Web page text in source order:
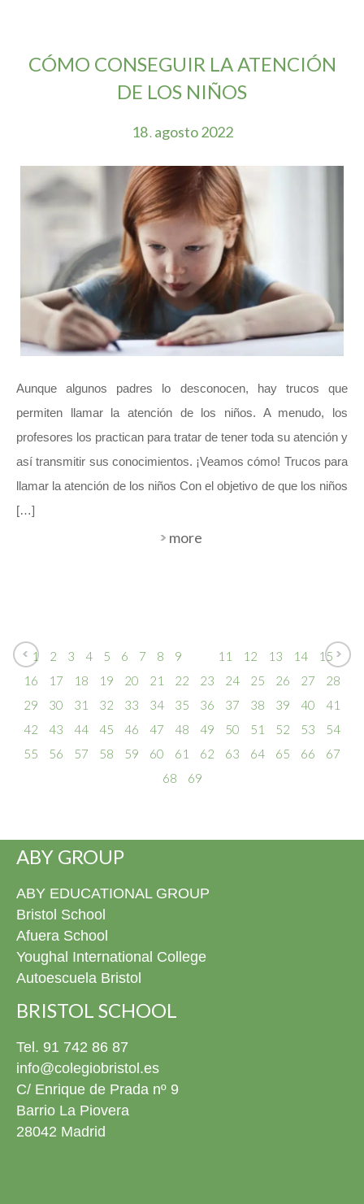
CÓMO CONSEGUIR LA ATENCIÓN
DE LOS NIÑOS
18. agosto2022
Aunque algunos padres lo desconocen, hay trucos que
permiten llamar la atención de los niños. A menudo, los
profesores los practican para tratar de tener toda su atención y
así transmitir sus conocimientos. ¡Veamos cómo! Trucos para
llamar la atención de los niños Con el objetivo de que los niños
[…]
more
1 2 3 4 5 6 7 8 9 11 12 13 14
15
16
17 18 19 20 21 22 23 24 25 26 27
28
29
30 31 32 33 34 35 36 37 38 39 40
41
42
43 44 45 46 47 48 49 50 51 52 53
54
55
56 57 58 59 60 61 62 63 64 65 66
67
68
69
ABY GROUP
ABY EDUCATIONAL GROUP
Bristol School
Afuera School
Youghal International College
Autoescuela Bristol
BRISTOL SCHOOL
Tel. 91 742 86 87
info@colegiobristol.es
C/ Enrique de Prada nº 9
Barrio La Piovera
28042 Madrid